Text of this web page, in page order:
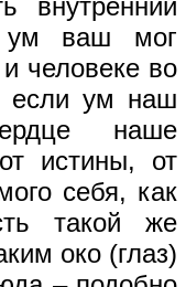
ум ваш мог
и человеке во
если ум наш
наше
истины, от
себя, как
такой же
око (глаз)